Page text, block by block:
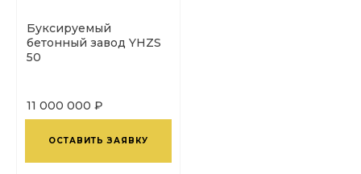
Буксируемый
бетонный завод YHZS
50
11 000 000 ₽
ОСТАВИТЬ ЗАЯВКУ